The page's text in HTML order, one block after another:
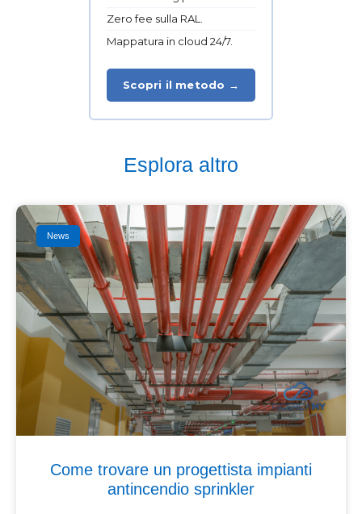
Zero fee sulla RAL.
Mappatura in cloud 24/7.
Scopri il metodo →
Esplora altro
News
Come trovare un progettista impianti
antincendio sprinkler